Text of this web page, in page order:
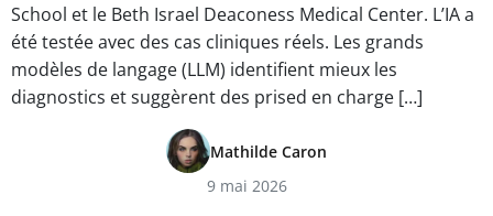
School et le Beth Israel Deaconess Medical Center. L’IA a
été testée avec des cas cliniques réels. Les grands
modèles de langage (LLM) identifient mieux les
diagnostics et suggèrent des prised en charge […]
Mathilde Caron
9 mai 2026